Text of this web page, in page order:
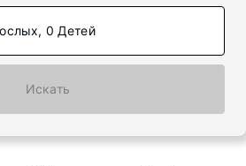
0 Детей
Искать